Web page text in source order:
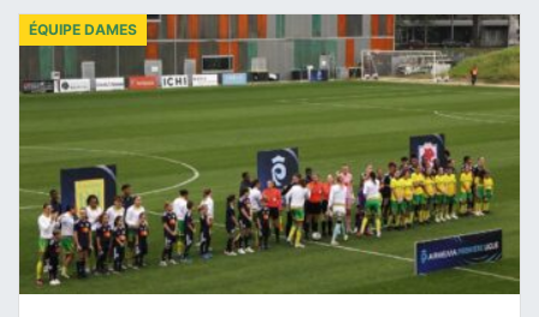
ÉQUIPE DAMES